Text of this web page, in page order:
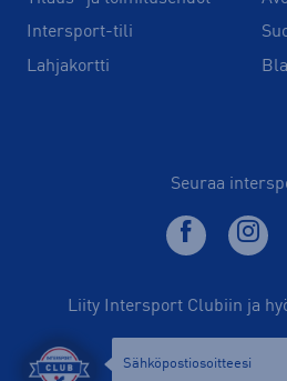
Intersport-tili
Lahjakortti
Seuraa
Liity Intersport Clubiin ja